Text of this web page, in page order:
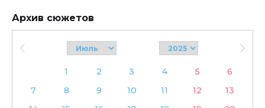
Архив сюжетов
1 2 3 4 5
6
7
8 9 10 11 12
13